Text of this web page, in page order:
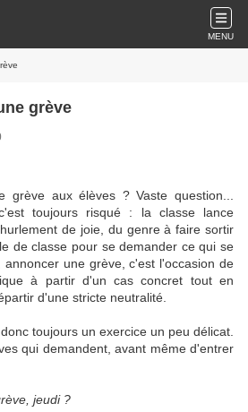
MENU
grève
grève aux élèves ? Vaste question...
toujours risqué : la classe lance
de joie, du genre à faire sortir
de classe pour se demander ce qui se
annoncer une grève, c'est l'occasion de
à partir d'un cas concret tout en
d'une stricte neutralité.
toujours un exercice un peu délicat.
qui demandent, avant même d'entrer
jeudi ?